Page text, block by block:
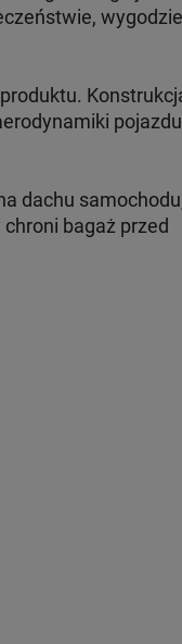
dachu
bagaż przed